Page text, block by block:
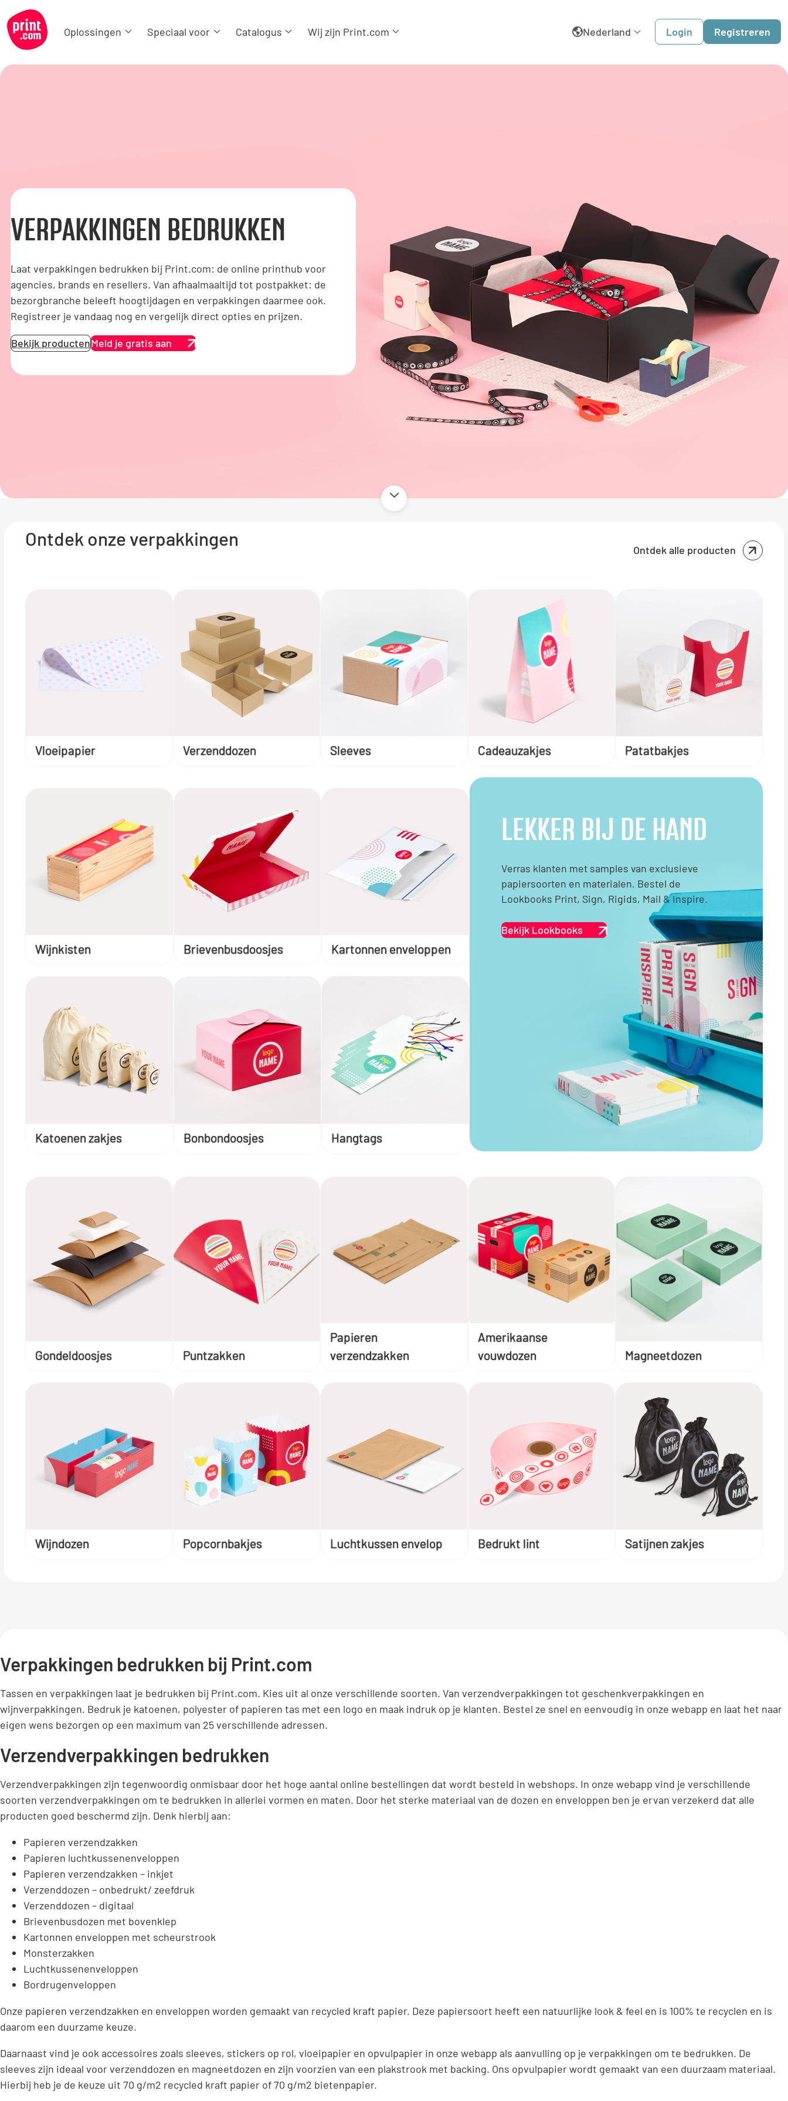
Oplossingen Speciaal voor Catalogus Wij zijn Print.com Nederland
España
France
Italia
Österreich
Login Registreren
VERPAKKINGEN BEDRUKKEN
Laat verpakkingen bedrukken bij Print.com: de online printhub voor
agencies, brands en resellers. Van afhaalmaaltijd tot postpakket: de
bezorgbranche beleeft hoogtijdagen en verpakkingen daarmee ook.
Registreer je vandaag nog en vergelijk direct opties en prijzen.
Bekijk productenMeld je gratis aan
Ontdek onze verpakkingen
Ontdek alle producten
Vloeipapier Verzenddozen Sleeves Cadeauzakjes Patatbakjes
Wijnkisten Brievenbusdoosjes Kartonnen enveloppen
Katoenen zakjes Bonbondoosjes Hangtags
LEKKER BIJ DE HAND
Verras klanten met samples van exclusieve
papiersoorten en materialen. Bestel de
Lookbooks Print, Sign, Rigids, Mail & Inspire.
Bekijk Lookbooks
Gondeldoosjes Puntzakken
Papieren
verzendzakken
Amerikaanse
vouwdozen
Magneetdozen
Wijndozen Popcornbakjes Luchtkussen envelop Bedrukt lint Satijnen zakjes
Verpakkingen bedrukken bij Print.com
Tassen en verpakkingen laat je bedrukken bij Print.com. Kies uit al onze verschillende soorten. Van verzendverpakkingen tot geschenkverpakkingen en
wijnverpakkingen. Bedruk je katoenen, polyester of papieren tas met een logo en maak indruk op je klanten. Bestel ze snel en eenvoudig in onze webapp en laat het naar
eigen wens bezorgen op een maximum van 25 verschillende adressen.
Verzendverpakkingen bedrukken
Verzendverpakkingen zijn tegenwoordig onmisbaar door het hoge aantal online bestellingen dat wordt besteld in webshops. In onze webapp vind je verschillende
soorten verzendverpakkingen om te bedrukken in allerlei vormen en maten. Door het sterke materiaal van de dozen en enveloppen ben je ervan verzekerd dat alle
producten goed beschermd zijn. Denk hierbij aan:
Papieren verzendzakken
Papieren luchtkussenenveloppen
Papieren verzendzakken – inkjet
Verzenddozen – onbedrukt/ zeefdruk
Verzenddozen – digitaal
Brievenbusdozen met bovenklep
Kartonnen enveloppen met scheurstrook
Monsterzakken
Luchtkussenenveloppen
Bordrugenveloppen
Onze papieren verzendzakken en enveloppen worden gemaakt van recycled kraft papier. Deze papiersoort heeft een natuurlijke look & feel en is 100% te recyclen en is
daarom een duurzame keuze.
Daarnaast vind je ook accessoires zoals sleeves, stickers op rol, vloeipapier en opvulpapier in onze webapp als aanvulling op je verpakkingen om te bedrukken. De
sleeves zijn ideaal voor verzenddozen en magneetdozen en zijn voorzien van een plakstrook met backing. Ons opvulpapier wordt gemaakt van een duurzaam materiaal.
Hierbij heb je de keuze uit 70 g/m2 recycled kraft papier of 70 g/m2 bietenpapier.